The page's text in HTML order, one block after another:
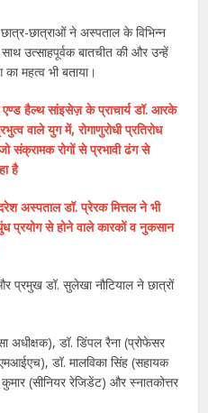
छात्राओं ने अस्पताल के विभिन्न
उत्साहपूर्वक बातचीत की और उन्हें
महत्व भी बताया।
हैल्थ सांइसेज़ के प्राचार्य डॉ. आरके
वाले युग में, रोगाणुरोधी प्रतिरोध
संक्रामक रोगों से प्रभावी ढंग से
है
अस्पताल डॉ. प्रेरक मित्तल ने भी
प्रयोग से होने वाले कारकों व नुकसान
प्रमुख डॉ. सुलेखा नौटियाल ने छात्रों
अधीक्षक), डॉ. डिंपल रैना (प्रोफेसर
डॉ. मालविका सिंह (सहायक
(सीनियर रेजिडेंट) और स्नातकोत्तर